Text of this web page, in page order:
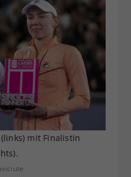
mit Finalistin